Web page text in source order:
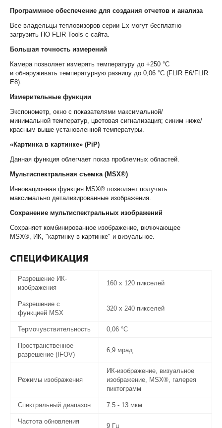
Программное обеспечение для создания отчетов и анализа
Все владельцы тепловизоров серии Ex могут бесплатно
загрузить ПО FLIR Tools с сайта.
Большая точность измерений
Камера позволяет измерять температуру до +250 °C
иобнаруживать температурную разницу до 0,06 °C(FLIR E6/FLIR
E8).
Измерительные функции
Экспонометр, окно с показателями максимальной/
минимальнойтемператур, цветовая сигнализация; синим ниже/
красным вышеустановленной температуры.
«Картинка в картинке» (PiP)
Данная функция облегчает показ проблемных областей.
Мультиспектральная съемка (MSX®)
Инновационная функция MSX® позволяет получать
максимальнодетализированные изображения.
Сохранение мультиспектральных изображений
Сохраняет комбинированное изображение, включающее
MSX®, ИК,"картинку в картинке" и визуальное.
СПЕЦИФИКАЦИЯ
Разрешение ИК-
изображения
160 x 120 пикселей
Разрешение с
функцией MSX
320 х 240 пикселей
Термочувствительность 0,06 °C
Пространственное
разрешение (IFOV)
6,9 мрад
Режимы изображения
ИК-изображение, визуальное
изображение, MSX®, галерея
пиктограмм
Спектральный диапазон 7.5 - 13 мкм
Частота обновления
9 Гц